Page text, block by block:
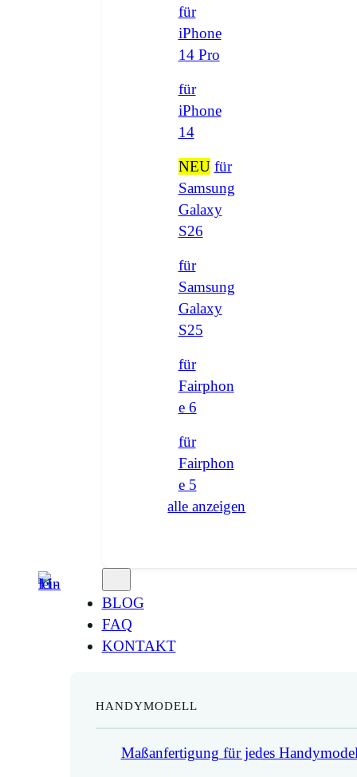
für
iPhone
14 Pro
für
iPhone
14
NEU für
Samsung
Galaxy
S26
für
Samsung
Galaxy
S25
für
Fairphon
e 6
für
Fairphon
e 5
alle anzeigen
BLOG
FAQ
KONTAKT
HANDYMODELL
Maßanfertigung für jedes